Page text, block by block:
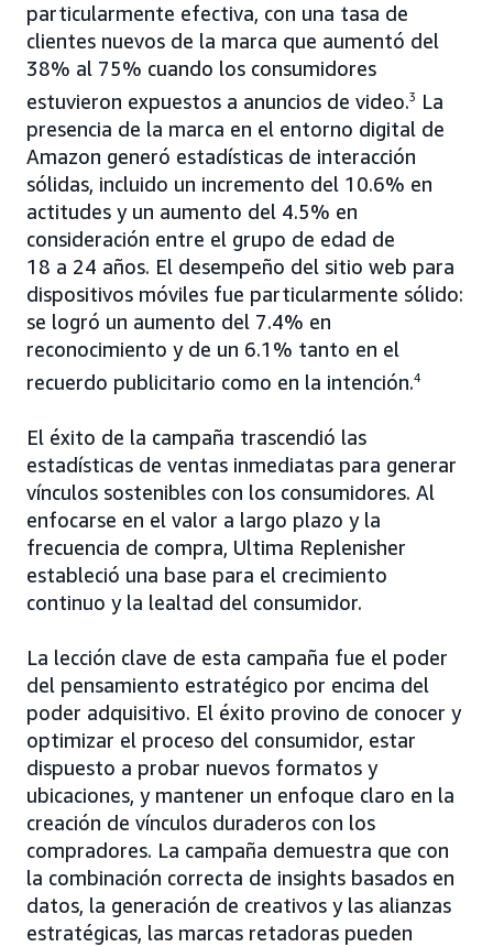
particularmente efectiva, con una tasa de
clientes nuevos de la marca que aumentó del
38% al 75% cuando los consumidores
estuvieron expuestos a anuncios de video.3
La
presencia de la marca en el entorno digital de
Amazon generó estadísticas de interacción
sólidas, incluido un incremento del 10.6% en
actitudes y un aumento del 4.5% en
consideración entre el grupo de edad de
18 a 24 años. El desempeño del sitio web para
dispositivos móviles fue particularmente sólido:
se logró un aumento del 7.4% en
reconocimiento y de un 6.1% tanto en el
recuerdo publicitario como en la intención.4
El éxito de la campaña trascendió las
estadísticas de ventas inmediatas para generar
vínculos sostenibles con los consumidores. Al
enfocarse en el valor a largo plazo y la
frecuencia de compra, Ultima Replenisher
estableció una base para el crecimiento
continuo y la lealtad del consumidor.
La lección clave de esta campaña fue el poder
del pensamiento estratégico por encima del
poder adquisitivo. El éxito provino de conocer y
optimizar el proceso del consumidor, estar
dispuesto a probar nuevos formatos y
ubicaciones, y mantener un enfoque claro en la
creación de vínculos duraderos con los
compradores. La campaña demuestra que con
la combinación correcta de insights basados en
datos, la generación de creativos y las alianzas
estratégicas, las marcas retadoras pueden